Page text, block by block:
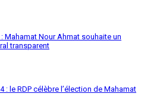
Mahamat Nour Ahmat souhaite un
transparent
: le RDP célèbre l’élection de Mahamat